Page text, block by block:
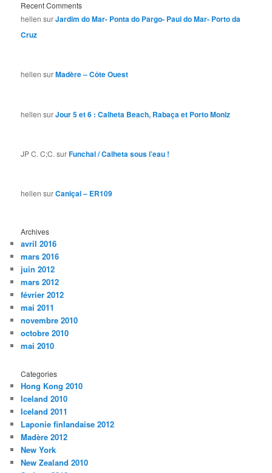
Recent Comments
hellen surJardim do Mar- Ponta do Pargo- Paul do Mar- Porto da
Cruz
hellen surMadère – Côte Ouest
hellen surJour 5 et 6 : Calheta Beach, Rabaça et Porto Moniz
JP C. C;C. surFunchal / Calheta sous l’eau !
hellen surCaniçal – ER109
Archives
avril 2016
mars 2016
juin 2012
mars 2012
février 2012
mai 2011
novembre 2010
octobre 2010
mai 2010
Categories
Hong Kong 2010
Iceland 2010
Iceland 2011
Laponie finlandaise 2012
Madère 2012
New York
New Zealand 2010